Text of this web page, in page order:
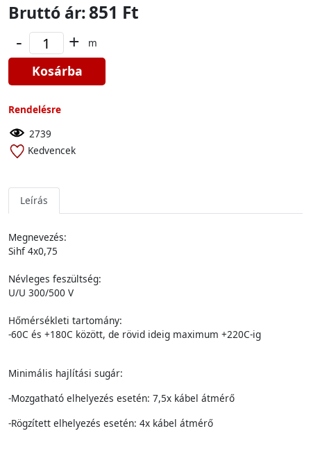
Bruttó ár:851 Ft
- + m
Kosárba
Rendelésre
2739
Kedvencek
Leírás
Megnevezés:
Sihf 4x0,75
Névleges feszültség:
U/U 300/500 V
Hőmérsékleti tartomány:
-60C és +180C között, de rövid ideig maximum +220C-ig
Minimális hajlítási sugár:
-Mozgatható elhelyezés esetén: 7,5x kábel átmérő
-Rögzített elhelyezés esetén: 4x kábel átmérő